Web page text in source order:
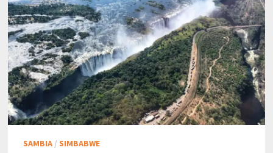
SAMBIA/ SIMBABWE